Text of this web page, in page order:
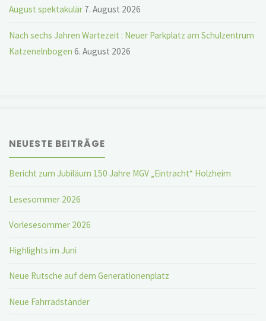
August spektakulär 7. August 2026
Nach sechs Jahren Wartezeit : Neuer Parkplatz am Schulzentrum
Katzenelnbogen 6. August 2026
NEUESTE BEITRÄGE
Bericht zum Jubiläum 150 Jahre MGV „Eintracht“ Holzheim
Lesesommer 2026
Vorlesesommer 2026
Highlights im Juni
Neue Rutsche auf dem Generationenplatz
Neue Fahrradständer